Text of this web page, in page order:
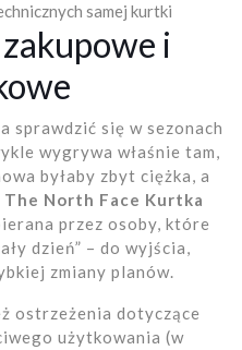
samej kurtki
i
sprawdzić się w sezonach
wygrywa właśnie tam,
byłaby zbyt ciężka, a
The North Face Kurtka
przez osoby, które
dzień” – do wyjścia,
zmiany planów.
ostrzeżenia dotyczące
użytkowania (w